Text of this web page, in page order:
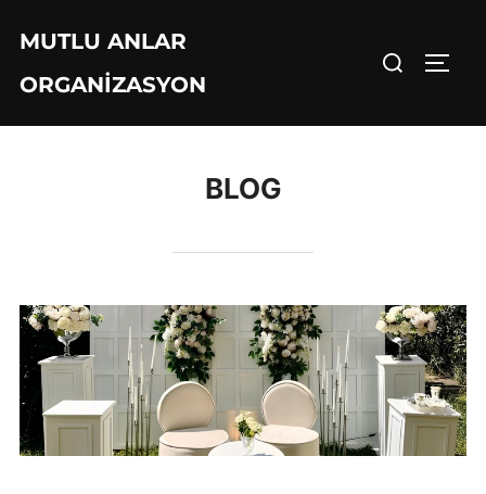
geçMUTLU ANLAR
ORGANIZASYON
Aranacak
BLOG